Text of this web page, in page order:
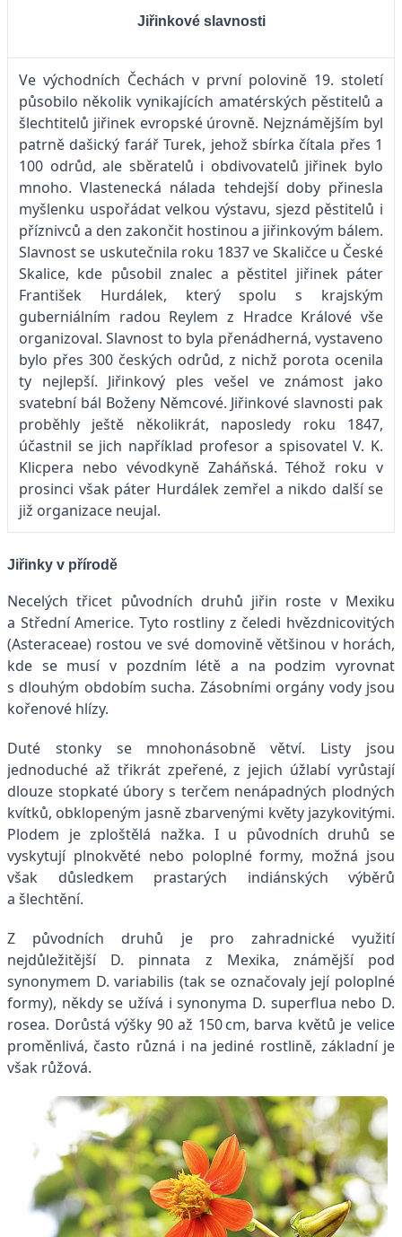
Jiřinkové slavnosti
Ve východních Čechách v první polovině 19. století
působilo několik vynikajících amatérských pěstitelů a
šlechtitelů jiřinek evropské úrovně. Nejznámějším byl
patrně dašický farář Turek, jehož sbírka čítala přes 1
100 odrůd, ale sběratelů i obdivovatelů jiřinek bylo
mnoho. Vlastenecká nálada tehdejší doby přinesla
myšlenku uspořádat velkou výstavu, sjezd pěstitelů i
příznivců a den zakončit hostinou a jiřinkovým bálem.
Slavnost se uskutečnila roku 1837 ve Skaličce u České
Skalice, kde působil znalec a pěstitel jiřinek páter
František Hurdálek, který spolu s krajským
guberniálním radou Reylem z Hradce Králové vše
organizoval. Slavnost to byla přenádherná, vystaveno
bylo přes 300 českých odrůd, z nichž porota ocenila
ty nejlepší. Jiřinkový ples vešel ve známost jako
svatební bál Boženy Němcové. Jiřinkové slavnosti pak
proběhly ještě několikrát, naposledy roku 1847,
účastnil se jich například profesor a spisovatel V. K.
Klicpera nebo vévodkyně Zaháňská. Téhož roku v
prosinci však páter Hurdálek zemřel a nikdo další se
již organizace neujal.
Jiřinky v přírodě
Necelých třicet původních druhů jiřin roste v Mexiku
a Střední Americe. Tyto rostliny z čeledi hvězdnicovitých
(Asteraceae) rostou ve své domovině většinou v horách,
kde se musí v pozdním létě a na podzim vyrovnat
s dlouhým obdobím sucha. Zásobními orgány vody jsou
kořenové hlízy.
Duté stonky se mnohonásobně větví. Listy jsou
jednoduché až třikrát zpeřené, z jejich úžlabí vyrůstají
dlouze stopkaté úbory s terčem nenápadných plodných
kvítků, obklopeným jasně zbarvenými květy jazykovitými.
Plodem je zploštělá nažka. I u původních druhů se
vyskytují plnokvěté nebo poloplné formy, možná jsou
však důsledkem prastarých indiánských výběrů
a šlechtění.
Z původních druhů je pro zahradnické využití
nejdůležitější D. pinnata z Mexika, známější pod
synonymem D. variabilis (tak se označovaly její poloplné
formy), někdy se užívá i synonyma D. superflua nebo D.
rosea. Dorůstá výšky 90 až 150 cm, barva květů je velice
proměnlivá, často různá i na jediné rostlině, základní je
však růžová.